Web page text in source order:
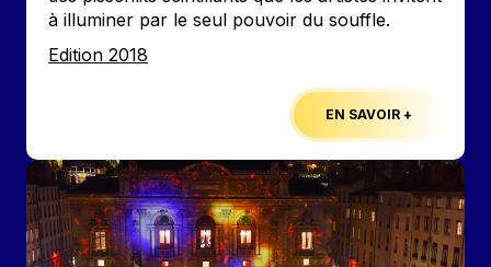
à illuminer par le seul pouvoir du souffle.
Edition
Edition 2018
EN SAVOIR +
Image